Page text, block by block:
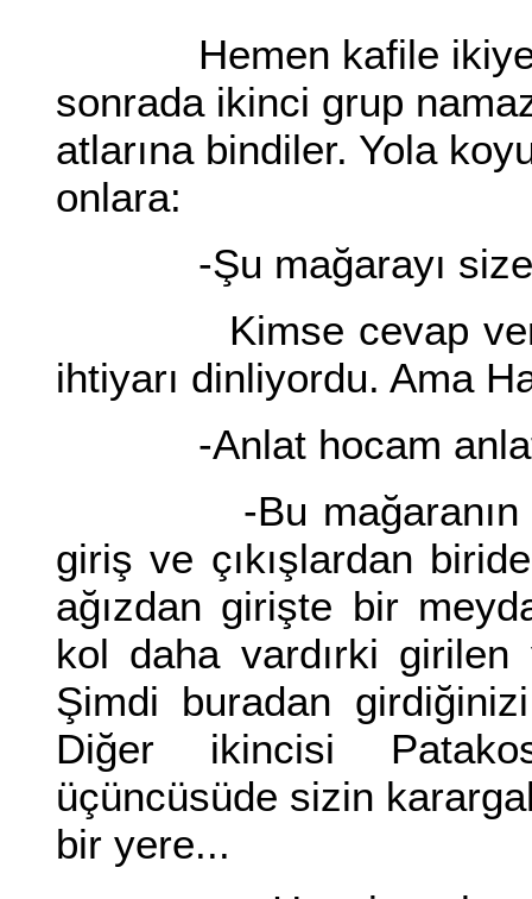
Hemen kafile ikiye
sonrada ikinci grup
atlarına bindiler. Yola
onlara:
-Şu mağarayı size
Kimse cevap
ihtiyarı dinliyordu. Ama
-Anlat hocam
-Bu mağaranın dört
giriş ve çıkışlardan
ağızdan girişte bir
kol daha vardırki girilen
Şimdi buradan
Diğer ikincisi
üçüncüsüde sizin
bir yere...